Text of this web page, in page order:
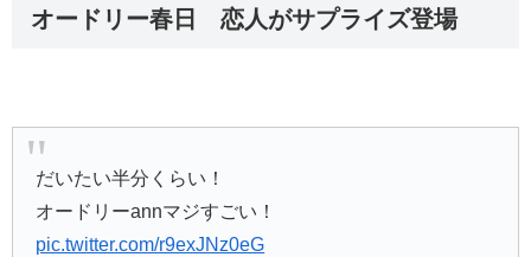
オードリー春日 恋人がサプライズ登場
だいたい半分くらい！
オードリーannマジすごい！
pic.twitter.com/r9exJNz0eG